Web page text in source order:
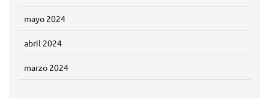
mayo 2024
abril 2024
marzo 2024